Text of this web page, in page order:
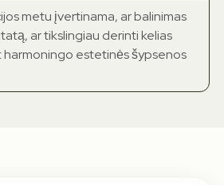
metu įvertinama, ar balinimas
ar tikslingiau derinti kelias
estetinės šypsenos